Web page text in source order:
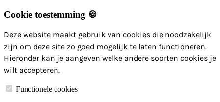
Cookie toestemming 🍪
Deze website maakt gebruik van cookies die noodzakelijk
zijn om deze site zo goed mogelijk te laten functioneren.
Hieronder kan je aangeven welke andere soorten cookies je
wilt accepteren.
Functionele cookies